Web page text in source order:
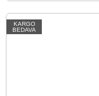
KARGO
BEDAVA